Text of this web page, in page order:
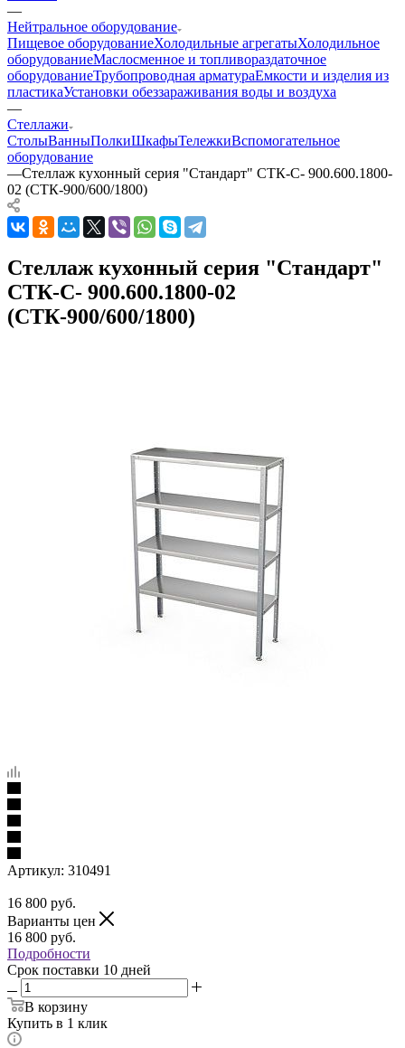
—
Нейтральное оборудование
Пищевое оборудованиеХолодильные агрегатыХолодильное
оборудованиеМаслосменное и топливораздаточное
оборудованиеТрубопроводная арматураЕмкости и изделия из
пластикаУстановки обеззараживания воды и воздуха
—
Стеллажи
СтолыВанныПолкиШкафыТележкиВспомогательное
оборудование
—Стеллаж кухонный серия "Стандарт" СТК-С- 900.600.1800-
02 (СТК-900/600/1800)
Стеллаж кухонный серия "Стандарт"
СТК-С- 900.600.1800-02
(СТК-900/600/1800)
Артикул: 310491
16 800 руб.
Варианты цен
16 800 руб.
Подробности
Срок поставки 10 дней
В корзину
Купить в 1 клик